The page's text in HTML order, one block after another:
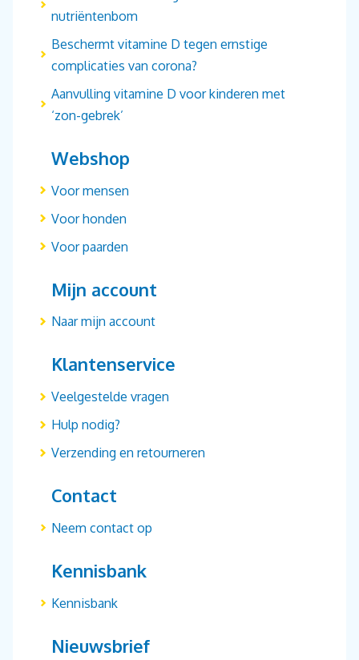
nutriëntenbom
Beschermt vitamine D tegen ernstige
complicaties van corona?
Aanvulling vitamine D voor kinderen met
‘zon-gebrek’
Webshop
Voor mensen
Voor honden
Voor paarden
Mijn account
Naar mijn account
Klantenservice
Veelgestelde vragen
Hulp nodig?
Verzending en retourneren
Contact
Neem contact op
Kennisbank
Kennisbank
Nieuwsbrief